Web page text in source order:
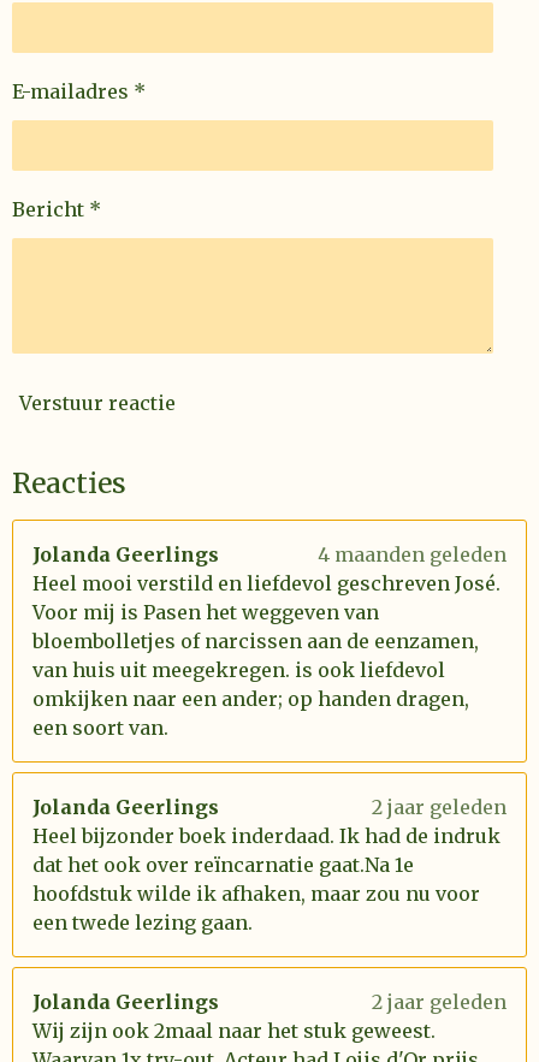
E-mailadres *
Bericht *
Verstuur reactie
Reacties
Jolanda Geerlings
4 maanden geleden
Heel mooi verstild en liefdevol geschreven José.
Voor mij is Pasen het weggeven van
bloembolletjes of narcissen aan de eenzamen,
van huis uit meegekregen. is ook liefdevol
omkijken naar een ander; op handen dragen,
een soort van.
Jolanda Geerlings
2 jaar geleden
Heel bijzonder boek inderdaad. Ik had de indruk
dat het ook over reïncarnatie gaat.Na 1e
hoofdstuk wilde ik afhaken, maar zou nu voor
een twede lezing gaan.
Jolanda Geerlings
2 jaar geleden
Wij zijn ook 2maal naar het stuk geweest.